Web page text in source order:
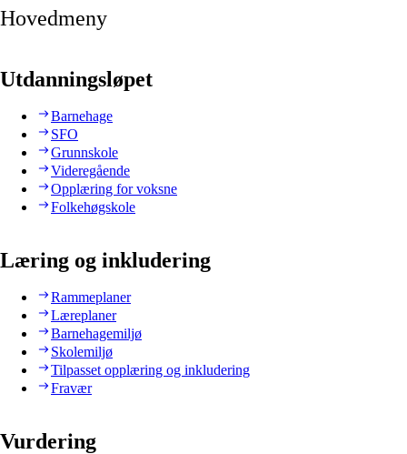
Hovedmeny
Utdanningsløpet
Barnehage
SFO
Grunnskole
Videregående
Opplæring for voksne
Folkehøgskole
Læring og inkludering
Rammeplaner
Læreplaner
Barnehagemiljø
Skolemiljø
Tilpasset opplæring og inkludering
Fravær
Vurdering